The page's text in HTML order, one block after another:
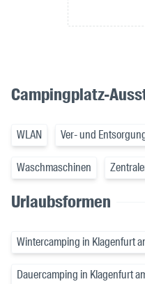
Campingplatz-
WLAN Ver- und
Waschmaschinen
Urlaubsformen
Wintercamping in Klagenfurt
Dauercamping in Klagenfurt